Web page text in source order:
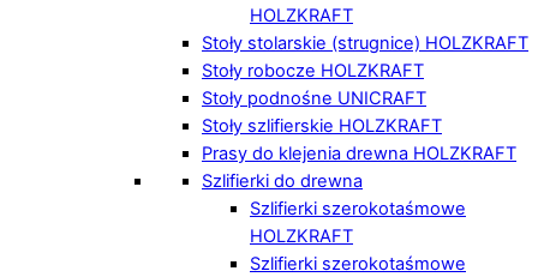
HOLZKRAFT
Stoły stolarskie (strugnice) HOLZKRAFT
Stoły robocze HOLZKRAFT
Stoły podnośne UNICRAFT
Stoły szlifierskie HOLZKRAFT
Prasy do klejenia drewna HOLZKRAFT
Szlifierki do drewna
Szlifierki szerokotaśmowe
HOLZKRAFT
Szlifierki szerokotaśmowe